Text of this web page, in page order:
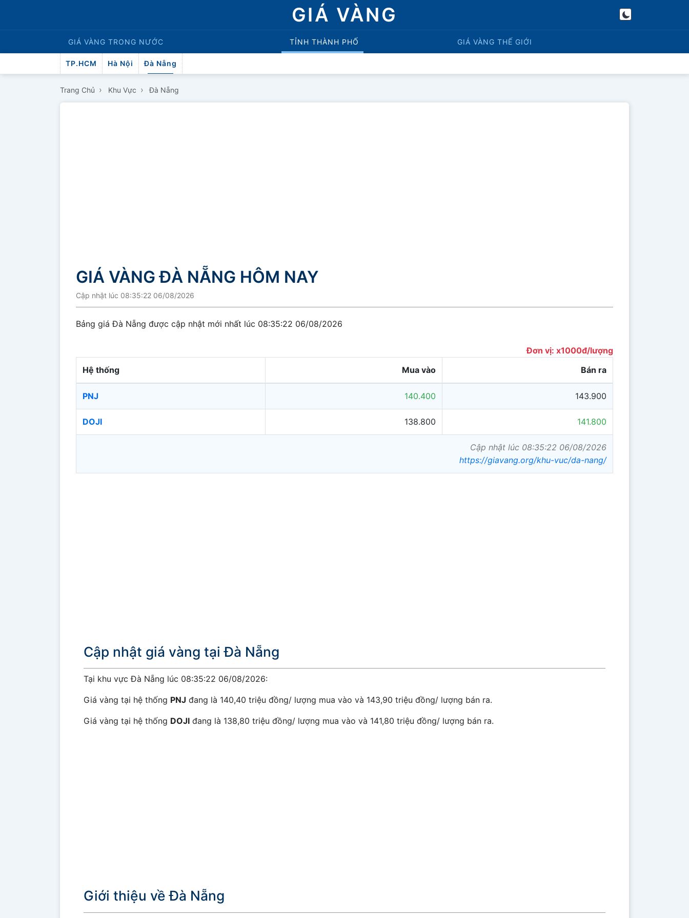
GIÁ VÀNG
GIÁ VÀNG TRONG NƯỚC TỈNH THÀNH PHỐ GIÁ VÀNG THẾ GIỚI
TP.HCM Hà Nội Đà Nẵng
Trang Chủ › Khu Vực ›Đà Nẵng
GIÁ VÀNG ĐÀ NẴNG HÔM NAY
Cập nhật lúc 08:35:22 06/08/2026
Bảng giá Đà Nẵng được cập nhật mới nhất lúc 08:35:22 06/08/2026
Đơn vị: x1000đ/lượng
Hệ thống
Mua vào Bán ra
PNJ 140.400 143.900
DOJI 138.800 141.800
Cập nhật lúc 08:35:22 06/08/2026
https://giavang.org/khu-vuc/da-nang/
Cập nhật giá vàng tại Đà Nẵng
Tại khu vực Đà Nẵng lúc 08:35:22 06/08/2026:
Giá vàng tại hệ thống PNJ đang là 140,40 triệu đồng/ lượng mua vào và 143,90 triệu đồng/ lượng bán ra.
Giá vàng tại hệ thống DOJI đang là 138,80 triệu đồng/ lượng mua vào và 141,80 triệu đồng/ lượng bán ra.
Giới thiệu về Đà Nẵng